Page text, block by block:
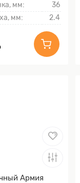
мм:
36
мм:
2.4
Армия